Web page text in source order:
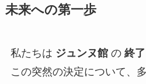
未来への第一歩
私たちは ジュンヌ館の 終了
この突然の決定について、